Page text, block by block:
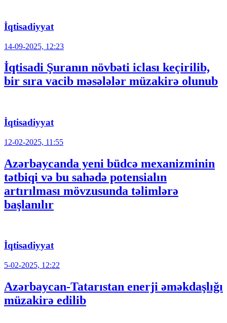
İqtisadiyyat
14-09-2025, 12:23
İqtisadi Şuranın növbəti iclası keçirilib,
bir sıra vacib məsələlər müzakirə olunub
İqtisadiyyat
12-02-2025, 11:55
Azərbaycanda yeni büdcə mexanizminin
tətbiqi və bu sahədə potensialın
artırılması mövzusunda təlimlərə
başlanılır
İqtisadiyyat
5-02-2025, 12:22
Azərbaycan-Tatarıstan enerji əməkdaşlığı
müzakirə edilib